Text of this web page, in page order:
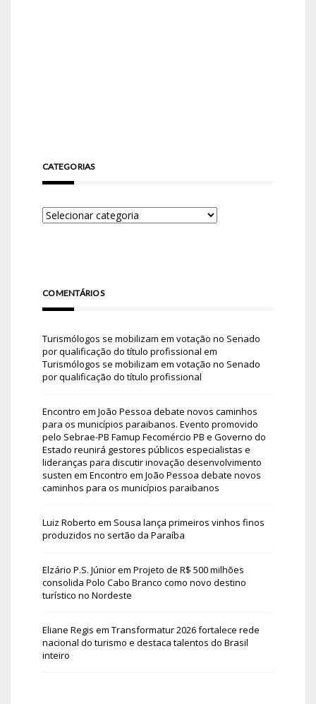
CATEGORIAS
COMENTÁRIOS
Turismólogos se mobilizam em votação no Senado
por qualificação do título profissional em
Turismólogos se mobilizam em votação no Senado
por qualificação do título profissional
Encontro em João Pessoa debate novos caminhos
para os municípios paraibanos. Evento promovido
pelo Sebrae-PB Famup Fecomércio PB e Governo do
Estado reunirá gestores públicos especialistas e
lideranças para discutir inovação desenvolvimento
susten em Encontro em João Pessoa debate novos
caminhos para os municípios paraibanos
Luiz Roberto em Sousa lança primeiros vinhos finos
produzidos no sertão da Paraíba
Elzário P.S. Júniorem Projeto de R$ 500 milhões
consolida Polo Cabo Branco como novo destino
turístico no Nordeste
Eliane Regis em Transformatur 2026 fortalece rede
nacional do turismo e destaca talentos do Brasil
inteiro